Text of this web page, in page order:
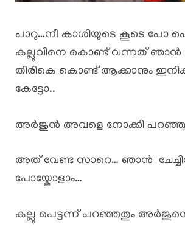
പാറു…നീ കാശിയുടെ കൂടെ പോ
കല്ലുവിനെ കൊണ്ട് വന്നത്
തിരികെ കൊണ്ട് ആക്കാനും
കേട്ടോ..
അർജുൻ അവളെ നോക്കി പറഞ്ഞു
അത് വേണ്ട സാറെ… ഞാൻ
പോയ്കോളാം…
കല്ലു പെട്ടന്ന് പറഞ്ഞതും